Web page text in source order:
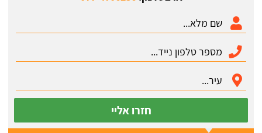
חזרו אליי